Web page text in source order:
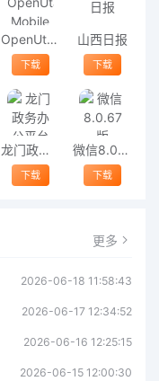
OpenUtau Mobile
下载
山西日报
下载
龙门政务办公平台
下载
微信8.0.67版
下载
更多
2026-06-18 11:58:43
2026-06-17 12:34:52
2026-06-16 12:25:15
2026-06-15 12:00:30